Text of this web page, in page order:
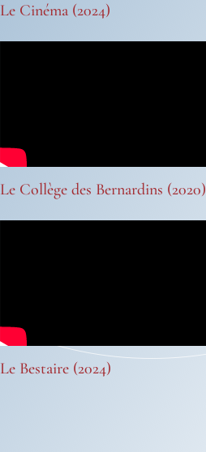
Le Cinéma (2024)
Le Collège des Bernardins (2020)
Le Bestaire (2024)